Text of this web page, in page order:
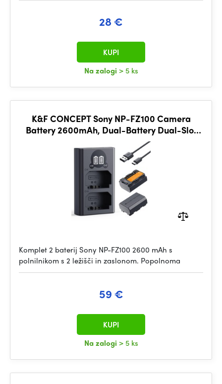
28 €
Na zalogi > 5 ks
KUPI
K&F CONCEPT Sony NP-FZ100 Camera
Battery 2600mAh, Dual-Battery Dual-Slot
LCD Charger Set
Komplet 2 baterij Sony NP-FZ100 2600 mAh s
polnilnikom s 2 ležišči in zaslonom. Popolnoma
59 €
Na zalogi > 5 ks
KUPI